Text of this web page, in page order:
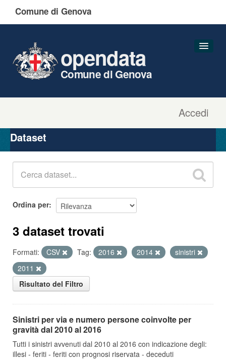
Comune di Genova
Accedi
opendata
Comune di Genova
Organizzazioni
Gruppi
Dataset
Ordina per
3 dataset trovati
Formati: CSV Tag: 2016 2014
sinistri
2011
Risultato del Filtro
Sinistri per via e numero persone coinvolte per
gravità dal 2010 al 2016
Tutti i sinistri avvenuti dal 2010 al 2016 con indicazione degli:
illesi - feriti - feriti con prognosi riservata - deceduti